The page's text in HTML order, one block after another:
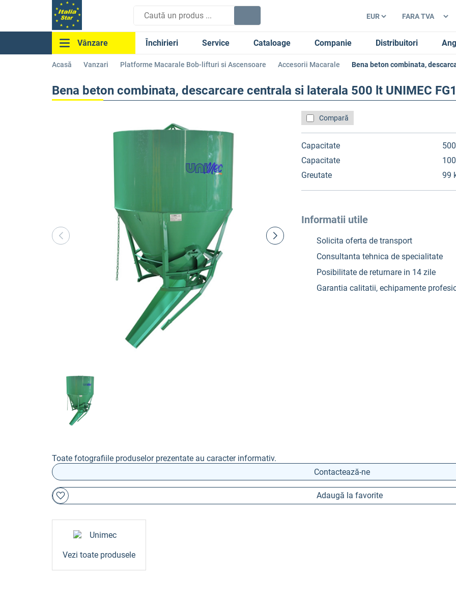
Vânzare Închirieri Service Cataloage Companie Distribuitori
Acasă Vanzari Platforme Macarale Bob-lifturi si Ascensoare Accesorii Macarale Bena beton combinata,
Bena beton combinata, descarcare centrala si laterala 500 lt UNIMEC
Toate fotografiile produselor prezentate au caracter informativ.
Compară
Capacitate
Capacitate
Greutate
99
Informatii utile
Solicita oferta de transport
Consultanta tehnica de specialitate
Posibilitate de returnare in 14 zile
Garantia calitatii, echipamente
Contactează-ne
Adaugă la favorite
Vezi toate produsele